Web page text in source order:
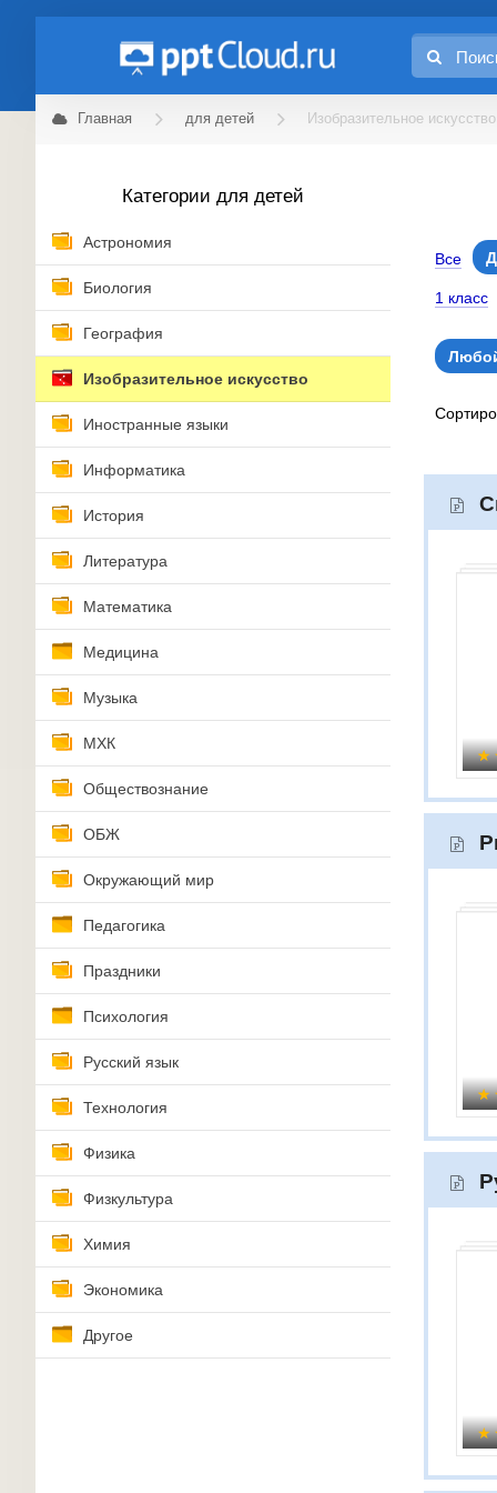
Главная для детей Изобразительное искусство
Категории для детей
Астрономия
Биология
География
Изобразительное искусство
Иностранные языки
Информатика
История
Литература
Математика
Медицина
Музыка
МХК
Обществознание
ОБЖ
Окружающий мир
Педагогика
Праздники
Психология
Русский язык
Технология
Физика
Физкультура
Химия
Экономика
Другое
Все
1 класс